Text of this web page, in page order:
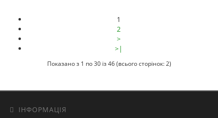
1
2
>
>|
Показано з 1 по 30 із 46 (всього сторінок: 2)
ІНФОРМАЦІЯ